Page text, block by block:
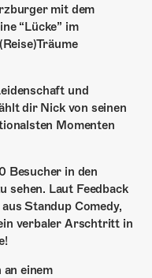
mit dem
“Lücke” im
und
dir Nick von seinen
Momenten
Besucher in den
sehen. Laut Feedback
Standup Comedy,
verbaler Arschtritt in
einem